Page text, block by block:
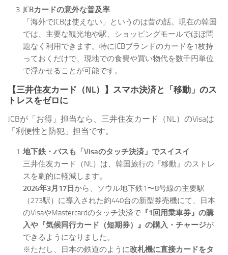
JCBカードの意外な普及率
「海外でJCBは使えない」というのは昔の話。現在の韓国
では、主要な観光地や駅、ショッピングモールでほぼ問
題なく利用できます。特にJCBブランドのカードを1枚持
っておくだけで、現地での食費や買い物代を数千円単位
で浮かせることが可能です。
【三井住友カード（NL）】スマホ決済と「移動」のス
トレスをゼロに
JCBが「お得」担当なら、三井住友カード（NL）のVisaは
「利便性と防犯」担当です。
地下鉄・バスも「Visaのタッチ決済」でスイスイ
三井住友カード（NL）は、韓国旅行の『移動』のストレ
スを劇的に軽減します。
2026年3月17日 から、ソウル地下鉄1〜8号線の主要駅
（273駅）に導入された約440台の新型券売機にて、日本
のVisaやMastercardのタッチ決済で 『1回用乗車券』の購
入や『気候同行カード（短期券）』の購入・チャージが
できるようになりました。
※ただし、日本の鉄道のように改札機に直接カードをタ